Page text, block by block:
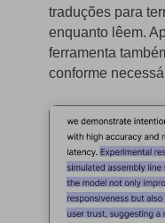
traduções para
enquanto lêem.
ferramenta
conforme